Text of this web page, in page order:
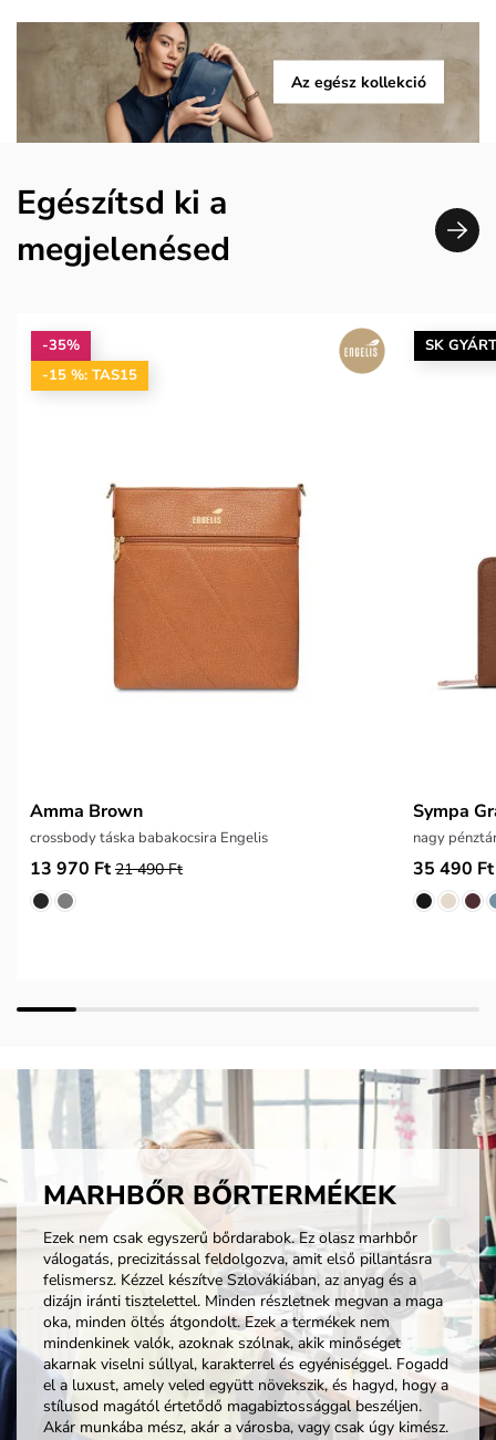
Az egész kollekció
Egészítsd ki a
megjelenésed
-35%
-15 %: TAS15
Amma Brown
crossbody táska babakocsira Engelis
13 970 Ft 21 490 Ft
SK
Sympa
nagy
35 490 Ft
MARHBŐR BŐRTERMÉKEK
Ezek nem csak egyszerű bőrdarabok. Ez olasz marhbőr
válogatás, precizitással feldolgozva, amit első pillantásra
felismersz. Kézzel készítve Szlovákiában, az anyag és a
dizájn iránti tisztelettel. Minden részletnek megvan a maga
oka, minden öltés átgondolt. Ezek a termékek nem
mindenkinek valók, azoknak szólnak, akik minőséget
akarnak viselni súllyal, karakterrel és egyéniséggel. Fogadd
el a luxust, amely veled együtt növekszik, és hagyd, hogy a
stílusod magától értetődő magabiztossággal beszéljen.
Akár munkába mész, akár a városba, vagy csak úgy kimész.